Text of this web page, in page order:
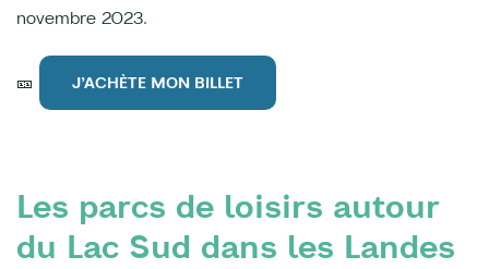
novembre 2023.
🎫 J’ACHÈTE MON BILLET
Les parcs de loisirs autour
du Lac Sud dans les Landes